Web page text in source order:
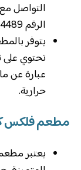
التواصل
الرقم 966533384489.
يتوفر
تحتوي على
عبارة عن
حرارية.
مطعم فلكس
يعتبر